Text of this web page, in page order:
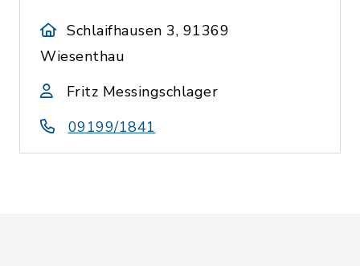
Schlaifhausen 3, 91369
Wiesenthau
Fritz Messingschlager
09199/1841